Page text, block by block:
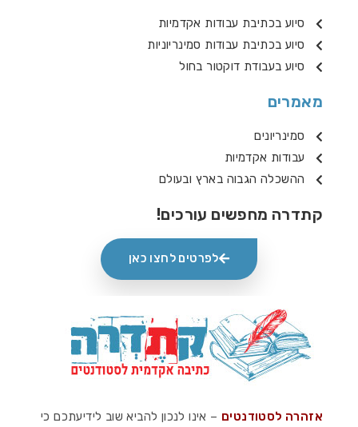
סיוע בכתיבת עבודות אקדמיות
סיוע בכתיבת עבודות סמינריוניות
סיוע בעבודת דוקטור בחול
מאמרים
סמינריונים
עבודות אקדמיות
ההשכלה הגבוה בארץ ובעולם
קתדרה מחפשים עורכים!
לפרטים לחצו כאן
אזהרה לסטודנטים – אינו לנכון להביא שוב לידיעתכם כי